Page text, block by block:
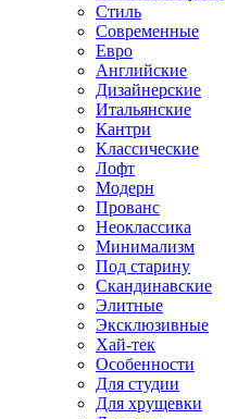
Стиль
Современные
Евро
Английские
Дизайнерские
Итальянские
Кантри
Классические
Лофт
Модерн
Прованс
Неоклассика
Минимализм
Под старину
Скандинавские
Элитные
Эксклюзивные
Хай-тек
Особенности
Для студии
Для хрущевки